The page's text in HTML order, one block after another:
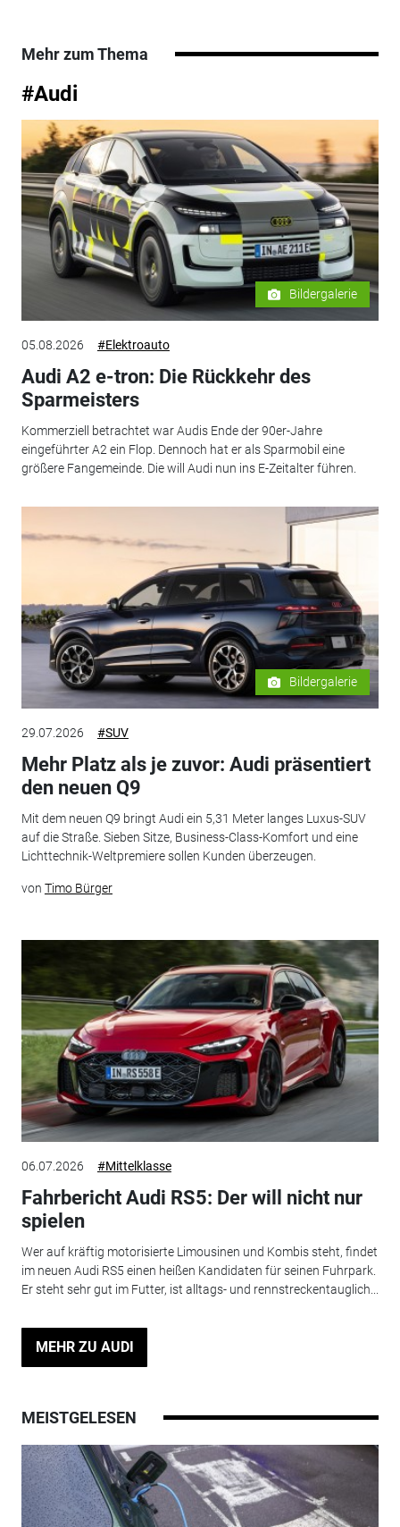
Mehr zum Thema
#Audi
Bildergalerie
05.08.2026 #Elektroauto
Audi A2 e-tron: Die Rückkehr des
Sparmeisters
Kommerziell betrachtet war Audis Ende der 90er-Jahre
eingeführter A2 ein Flop. Dennoch hat er als Sparmobil eine
größere Fangemeinde. Die will Audi nun ins E-Zeitalter führen.
Bildergalerie
29.07.2026 #SUV
Mehr Platz als je zuvor: Audi präsentiert
den neuen Q9
Mit dem neuen Q9 bringt Audi ein 5,31 Meter langes Luxus-SUV
auf die Straße. Sieben Sitze, Business-Class-Komfort und eine
Lichttechnik-Weltpremiere sollen Kunden überzeugen.
von Timo Bürger
06.07.2026 #Mittelklasse
Fahrbericht Audi RS5: Der will nicht nur
spielen
Wer auf kräftig motorisierte Limousinen und Kombis steht, findet
im neuen Audi RS5 einen heißen Kandidaten für seinen Fuhrpark.
Er steht sehr gut im Futter, ist alltags- und rennstreckentauglich...
MEHR ZU AUDI
MEISTGELESEN